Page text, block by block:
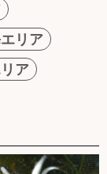
リア
ア